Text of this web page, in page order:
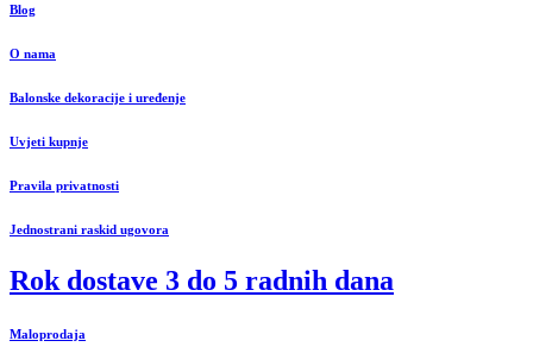
Blog
O nama
Balonske dekoracije i uređenje
Uvjeti kupnje
Pravila privatnosti
Jednostrani raskid ugovora
Rok dostave 3 do 5 radnih dana
Maloprodaja